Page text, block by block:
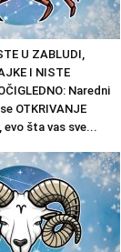
U ZABLUDI,
I NISTE
Naredni
OTKRIVANJE
evo šta vas sve...